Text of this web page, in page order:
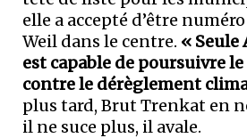
elle a accepté d’être
Weil dans le centre. « Seule
est capable de poursuivre
contre le dérèglement
plus tard, Brut Trenkat en
il ne suce plus, il avale.